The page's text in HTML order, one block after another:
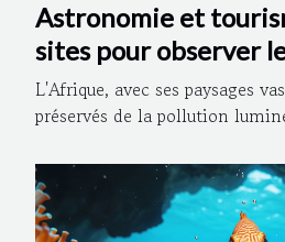
Astronomie et
sites pour observer
Afrique
L'Afrique, avec ses paysages
préservés de la pollution